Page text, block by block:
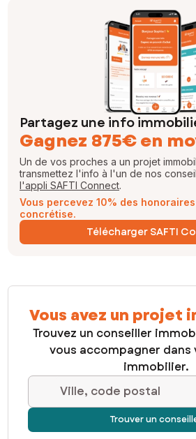
Partagez une info
Gagnez 875€ en
Un de vos proches a un projet
transmettez l'info à l'un de nos
l'appli SAFTI Connect.
Vous percevez 10% des
concrétise.
Télécharger SAFTI
Vous avez un projet
Trouvez un conseiller
vous accompagner
immobilier.
Ville, code postal
Trouver un